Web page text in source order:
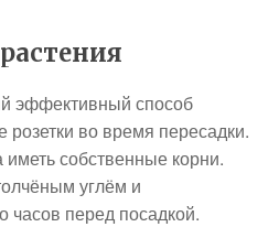
эффективный способ
во время пересадки.
собственные корни.
углём и
часов перед посадкой.